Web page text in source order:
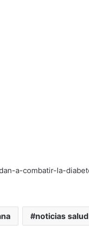
a-combatir-la-
noticias salud